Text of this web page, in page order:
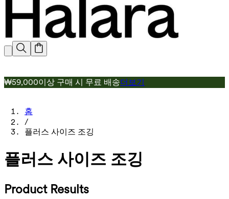
₩59,000이상 구매 시 무료 배송더보기
홈
/
플러스 사이즈 조깅
플러스 사이즈 조깅
Product Results